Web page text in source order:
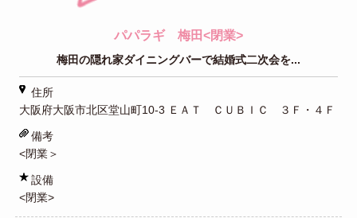
パパラギ 梅田<閉業>
梅田の隠れ家ダイニングバーで結婚式二次会を...
住所
大阪府大阪市北区堂山町10-3 ＥＡＴ ＣＵＢＩＣ ３Ｆ・４Ｆ
備考
<閉業＞
設備
<閉業>